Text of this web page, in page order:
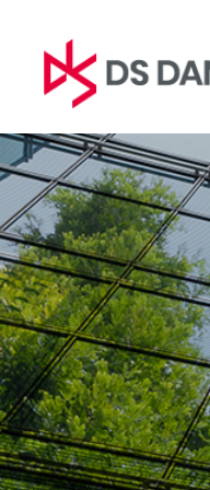
公司介绍
CEO问候语
经营理念
CI
沿革
全球商务网络